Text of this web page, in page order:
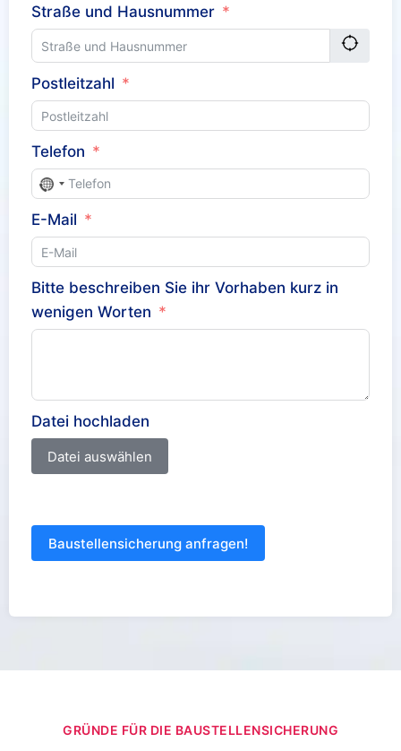
Straße und Hausnummer
Postleitzahl
Telefon
N
o
c
o
u
n
t
s
e
l
e
t
e
E-Mail
Bitte beschreiben Sie ihr Vorhaben kurz in
wenigen Worten
Datei hochladen
Datei auswählen
Baustellensicherung anfragen!
GRÜNDE FÜR DIE BAUSTELLENSICHERUNG